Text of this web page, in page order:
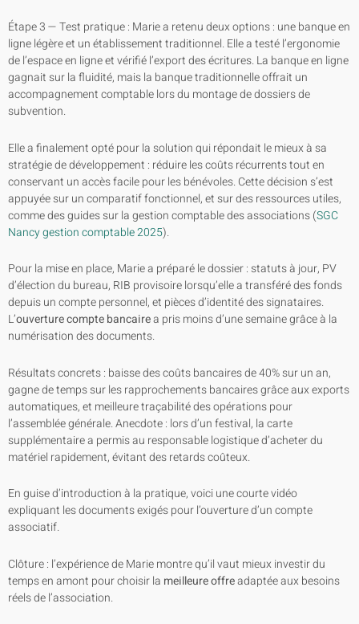
Étape 3 — Test pratique : Marie a retenu deux options : une banque en
ligne légère et un établissement traditionnel. Elle a testé l’ergonomie
de l’espace en ligne et vérifié l’export des écritures. La banque en ligne
gagnait sur la fluidité, mais la banque traditionnelle offrait un
accompagnement comptable lors du montage de dossiers de
subvention.
Elle a finalement opté pour la solution qui répondait le mieux à sa
stratégie de développement : réduire les coûts récurrents tout en
conservant un accès facile pour les bénévoles. Cette décision s’est
appuyée sur un comparatif fonctionnel, et sur des ressources utiles,
comme des guides sur la gestion comptable des associations (SGC
Nancy gestion comptable 2025).
Pour la mise en place, Marie a préparé le dossier : statuts à jour, PV
d’élection du bureau, RIB provisoire lorsqu’elle a transféré des fonds
depuis un compte personnel, et pièces d’identité des signataires.
L’ouverture compte bancairea pris moins d’une semaine grâce à la
numérisation des documents.
Résultats concrets : baisse des coûts bancaires de 40% sur un an,
gagne de temps sur les rapprochements bancaires grâce aux exports
automatiques, et meilleure traçabilité des opérations pour
l’assemblée générale. Anecdote : lors d’un festival, la carte
supplémentaire a permis au responsable logistique d’acheter du
matériel rapidement, évitant des retards coûteux.
En guise d’introduction à la pratique, voici une courte vidéo
expliquant les documents exigés pour l’ouverture d’un compte
associatif.
Clôture : l’expérience de Marie montre qu’il vaut mieux investir du
temps en amont pour choisir la meilleure offreadaptée aux besoins
réels de l’association.